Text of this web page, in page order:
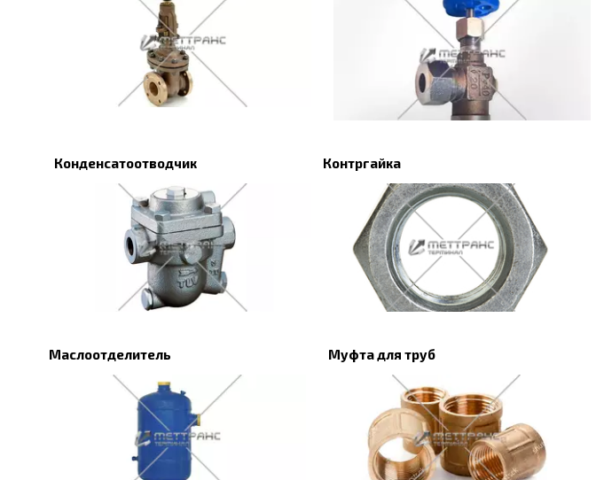
Конденсатоотводчик Контргайка
Маслоотделитель Муфта для труб